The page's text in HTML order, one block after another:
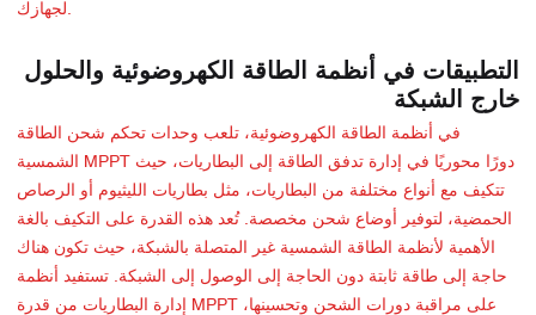
لجهازك.
التطبيقات في أنظمة الطاقة الكهروضوئية والحلول
خارج الشبكة
في أنظمة الطاقة الكهروضوئية، تلعب وحدات تحكم شحن الطاقة
الشمسية MPPT دورًا محوريًا في إدارة تدفق الطاقة إلى البطاريات، حيث
تتكيف مع أنواع مختلفة من البطاريات، مثل بطاريات الليثيوم أو الرصاص
الحمضية، لتوفير أوضاع شحن مخصصة. تُعد هذه القدرة على التكيف بالغة
الأهمية لأنظمة الطاقة الشمسية غير المتصلة بالشبكة، حيث تكون هناك
حاجة إلى طاقة ثابتة دون الحاجة إلى الوصول إلى الشبكة. تستفيد أنظمة
إدارة البطاريات من قدرة MPPT على مراقبة دورات الشحن وتحسينها،